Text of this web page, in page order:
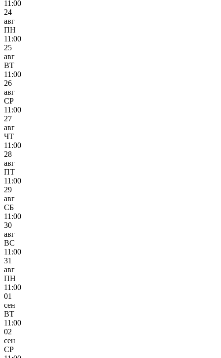
11:00
24
авг
ПН
11:00
25
авг
ВТ
11:00
26
авг
СР
11:00
27
авг
ЧТ
11:00
28
авг
ПТ
11:00
29
авг
СБ
11:00
30
авг
ВС
11:00
31
авг
ПН
11:00
01
сен
ВТ
11:00
02
сен
СР